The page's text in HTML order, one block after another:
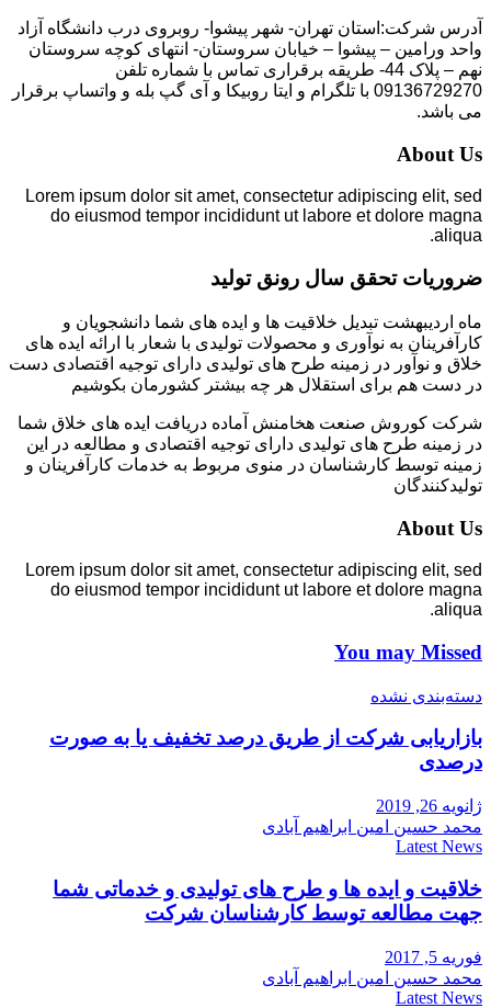
آدرس شرکت:استان تهران- شهر پیشوا- روبروی درب دانشگاه آزاد
واحد ورامین – پیشوا – خیابان سروستان- انتهای کوچه سروستان
نهم – پلاک 44- طریقه برقراری تماس با شماره تلفن
09136729270 با تلگرام و ایتا روبیکا و آی گپ بله و واتساپ برقرار
می باشد.
About Us
Lorem ipsum dolor sit amet, consectetur adipiscing elit, sed
do eiusmod tempor incididunt ut labore et dolore magna
aliqua.
ضروریات تحقق سال رونق تولید
ماه اردیبهشت تبدیل خلاقیت ها و ایده های شما دانشجویان و
کارآفرینان به نوآوری و محصولات تولیدی با شعار با ارائه ایده های
خلاق و نوآور در زمینه طرح های تولیدی دارای توجیه اقتصادی دست
در دست هم برای استقلال هر چه بیشتر کشورمان بکوشیم
شرکت کوروش صنعت هخامنش آماده دریافت ایده های خلاق شما
در زمینه طرح های تولیدی دارای توجیه اقتصادی و مطالعه در این
زمینه توسط کارشناسان در منوی مربوط به خدمات کارآفرینان و
تولیدکنندگان
About Us
Lorem ipsum dolor sit amet, consectetur adipiscing elit, sed
do eiusmod tempor incididunt ut labore et dolore magna
aliqua.
You may Missed
دسته‌بندی نشده
بازاریابی شرکت از طریق درصد تخفیف یا به صورت
درصدی
ژانویه 26, 2019
محمد حسین امین ابراهیم آبادی
Latest News
خلاقیت و ایده ها و طرح های تولیدی و خدماتی شما
جهت مطالعه توسط کارشناسان شرکت
فوریه 5, 2017
محمد حسین امین ابراهیم آبادی
Latest News